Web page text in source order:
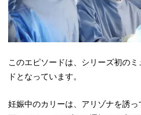
このエピソードは、シリーズ初の
ドとなっています。
妊娠中のカリーは、アリゾナを誘